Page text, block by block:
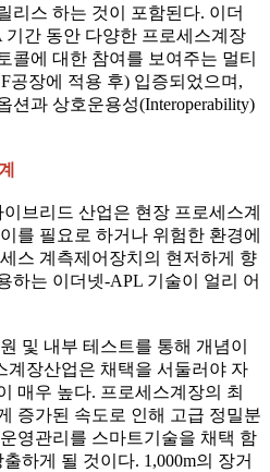
리스 하는 것이 포함된다. 이더
간 동안 다양한 프로세스계장
콜에 대한 참여를 보여주는 멀티
공장에 적용 후) 입증되었으며,
션과 상호운용성(Interoperability)
브리드 산업은 현장 프로세스계
를 필요로 하거나 위험한 환경에
스 계측제어장치의 현저하게 향
하는 이더넷-APL 기술이 얼리 어
및 내부 테스트를 통해 개념이
계장산업은 채택을 서둘러야 자
매우 높다. 프로세스계장의 최
증가된 속도로 인해 고급 정밀분
영관리를 스마트기술을 채택 함
하게 될 것이다. 1,000m의 장거